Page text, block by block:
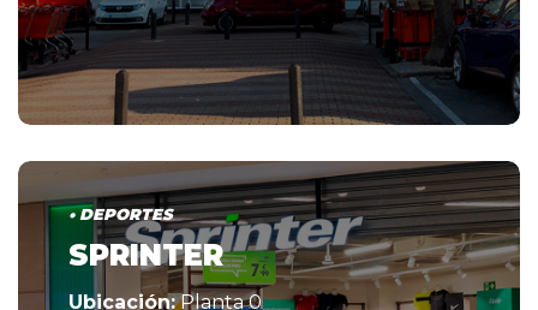
• DEPORTES
SPRINTER
Ubicación:Planta 0